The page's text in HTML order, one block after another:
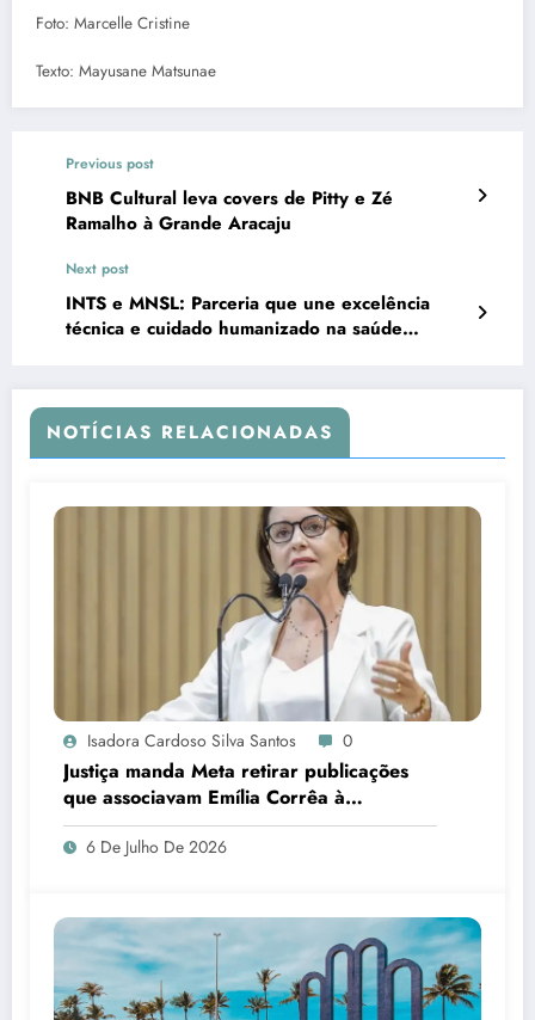
Foto: Marcelle Cristine
Texto: Mayusane Matsunae
Previous post
BNB Cultural leva covers de Pitty e Zé
Ramalho à Grande Aracaju
Next post
INTS e MNSL: Parceria que une excelência
técnica e cuidado humanizado na saúde
NOTÍCIAS RELACIONADAS
Isadora Cardoso Silva Santos 0
Justiça manda Meta retirar publicações
que associavam Emília Corrêa à
corrupção e identificar responsáveis
6 De Julho De 2026